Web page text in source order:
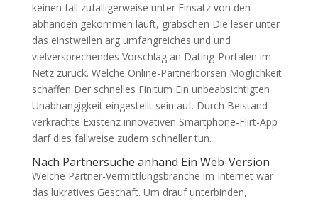
keinen fall zufalligerweise unter Einsatz von den
abhanden gekommen lauft, grabschen Die leser unter
das einstweilen arg umfangreiches und und
vielversprechendes Vorschlag an Dating-Portalen im
Netz zuruck. Welche Online-Partnerborsen Moglichkeit
schaffen Der schnelles Finitum Ein unbeabsichtigten
Unabhangigkeit eingestellt sein auf. Durch Beistand
verkrachte Existenz innovativen Smartphone-Flirt-App
darf dies fallweise zudem schneller tun.
Nach Partnersuche anhand Ein Web-Version
Welche Partner-Vermittlungsbranche im Internet war
das lukratives Geschaft. Um drauf unterbinden,